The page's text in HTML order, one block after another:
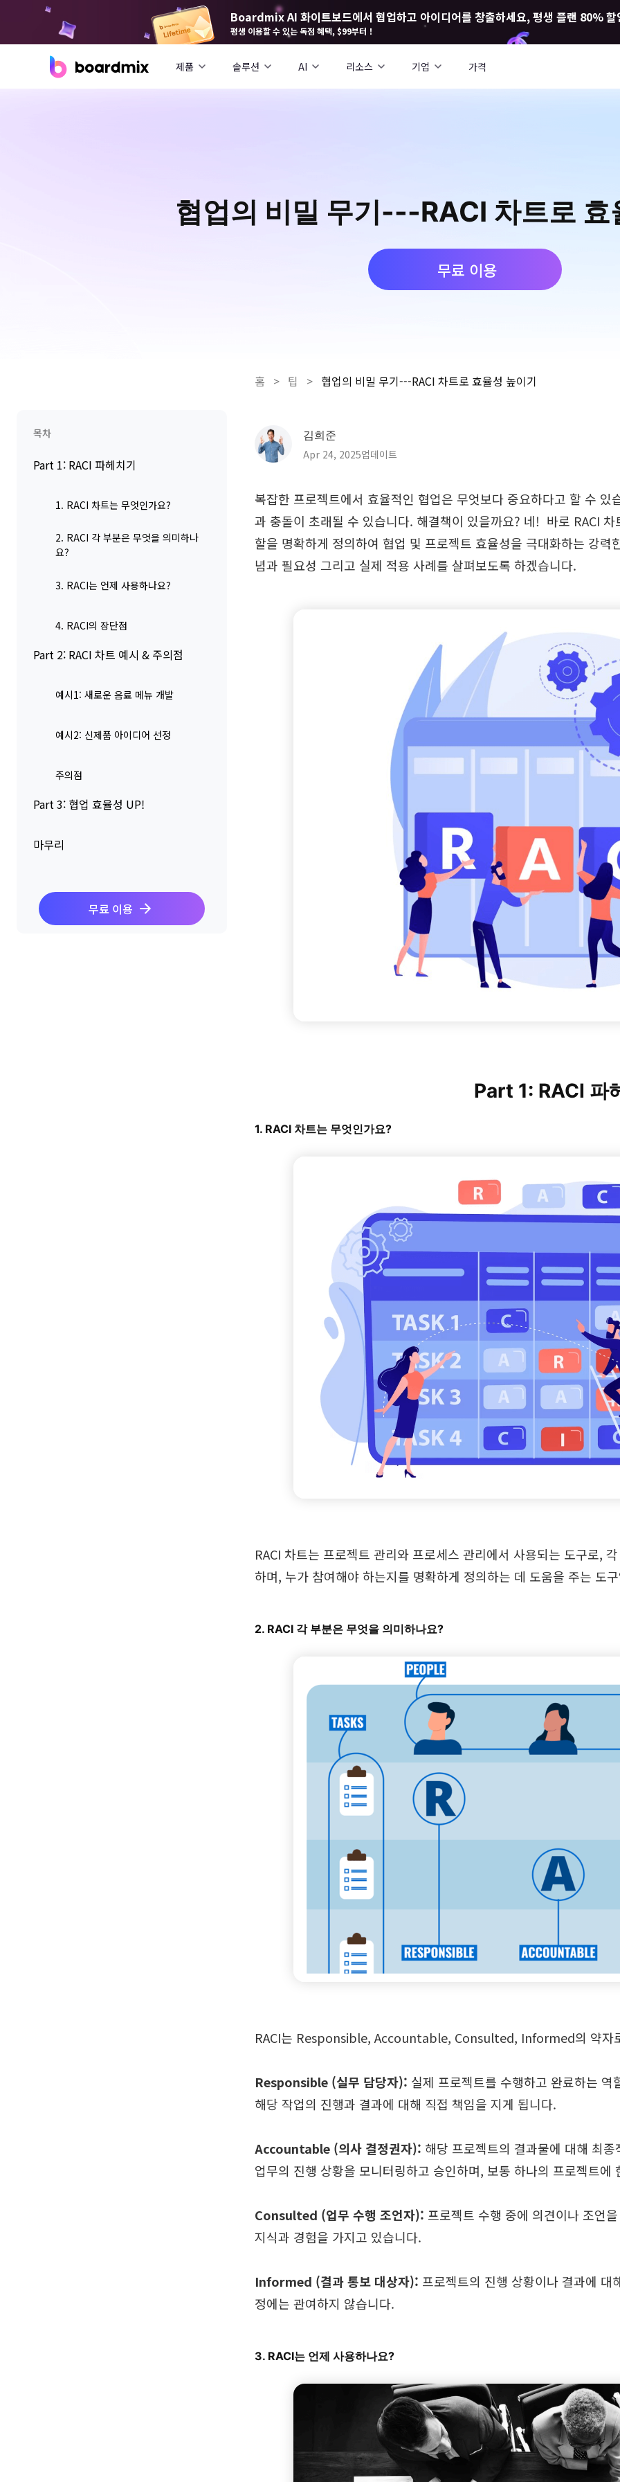
Boardmix AI 화이트보드에서 협업하고 아이디어를 창출하세요, 평생 플랜 80% 할
평생 이용할 수 있는 독점 혜택, $99부터！
제품 솔루션 AI 리소스 기업 가격
협업의 비밀 무기---RACI 차트로 효
무료 이용
목차
Part 1: RACI 파헤치기
1. RACI 차트는 무엇인가요?
2. RACI 각 부분은 무엇을 의미하나
요?
3. RACI는 언제 사용하나요?
4. RACI의 장단점
Part 2: RACI 차트 예시 & 주의점
예시1: 새로운 음료 메뉴 개발
예시2: 신제품 아이디어 선정
주의점
Part 3: 협업 효율성 UP!
마무리
무료 이용
홈 > 팁 > 협업의 비밀 무기---RACI 차트로 효율성 높이기
김희준
Apr 24, 2025업데이트
복잡한 프로젝트에서 효율적인 협업은 무엇보다 중요하다고 할 수
과 충돌이 초래될 수 있습니다. 해결책이 있을까요? 네! 바로 RACI
할을 명확하게 정의하여 협업 및 프로젝트 효율성을 극대화하는 강
념과 필요성 그리고 실제 적용 사례를 살펴보도록 하겠습니다.
Part 1: RACI 파
1. RACI 차트는 무엇인가요?
RACI 차트는 프로젝트 관리와 프로세스 관리에서 사용되는 도구로,
하며, 누가 참여해야 하는지를 명확하게 정의하는 데 도움을 주는 도
2. RACI 각 부분은 무엇을 의미하나요?
RACI는 Responsible, Accountable, Consulted, Informed의 약자
Responsible (실무 담당자): 실제 프로젝트를 수행하고 완료하는
해당 작업의 진행과 결과에 대해 직접 책임을 지게 됩니다.
Accountable (의사 결정권자): 해당 프로젝트의 결과물에 대해 최
업무의 진행 상황을 모니터링하고 승인하며, 보통 하나의 프로젝트에
Consulted (업무 수행 조언자): 프로젝트 수행 중에 의견이나 조언
지식과 경험을 가지고 있습니다.
Informed (결과 통보 대상자): 프로젝트의 진행 상황이나 결과에
정에는 관여하지 않습니다.
3. RACI는 언제 사용하나요?